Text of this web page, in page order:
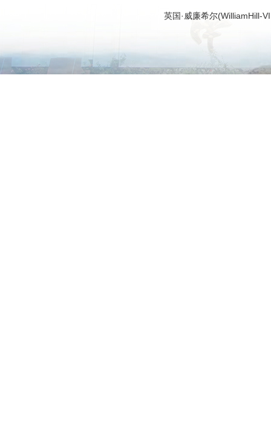
英国·威廉希尔(WilliamHill-